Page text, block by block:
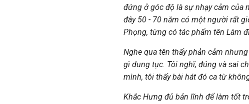
đứng ở góc độ là sự nhạy cảm của
đây 50 - 70 năm có một người rất
Phọng, từng có tác phẩm tên Làm
Nghe qua tên thấy phản cảm
gì dung tục. Tôi nghĩ, đúng và sai
mình, tôi thấy bài hát đó ca từ
Khắc Hưng đủ bản lĩnh để làm tốt